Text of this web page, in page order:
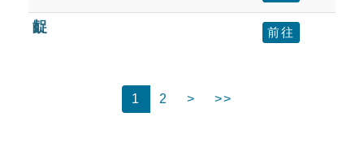
齪 前往
1 2 > >>